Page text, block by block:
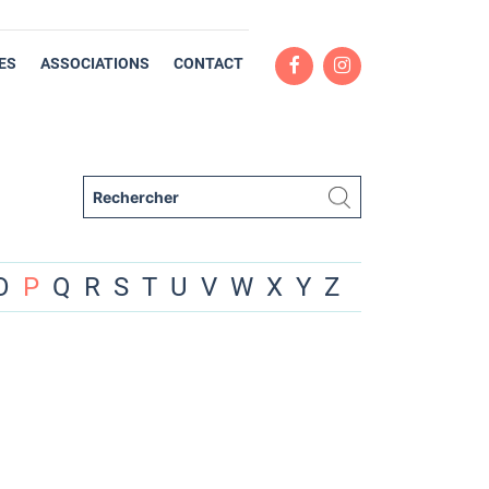
ASSOCIATIONS CONTACT
P Q R S T U V W X Y Z